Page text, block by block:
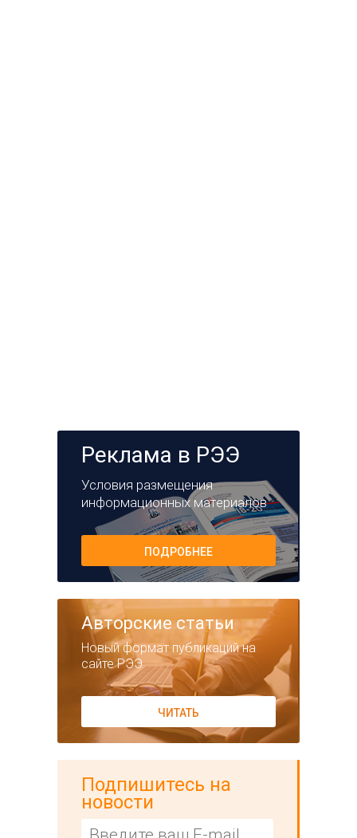
Реклама в РЭЭ
Условия размещения
информационных материалов
ПОДРОБНЕЕ
Авторские статьи
Новый формат публикаций на
сайте РЭЭ
ЧИТАТЬ
Подпишитесь на
новости